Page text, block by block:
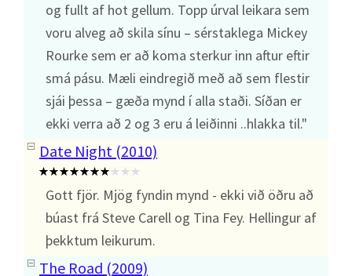
og fullt af hot gellum. Topp úrval leikara sem
voru alveg að skila sínu – sérstaklega Mickey
Rourke sem er að koma sterkur inn aftur eftir
smá pásu. Mæli eindregið með að sem flestir
sjái þessa – gæða mynd í alla staði. Síðan er
ekki verra að 2 og 3 eru á leiðinni ..hlakka til."
Date Night (2010)
Gott fjör. Mjög fyndin mynd - ekki við öðru að
búast frá Steve Carell og Tina Fey. Hellingur af
þekktum leikurum.
The Road (2009)